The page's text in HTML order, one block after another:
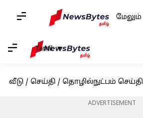
மேலும்
Tamil
வீடு / செய்தி / தொழில்நுட்பம் செய்தி
ADVERTISEMENT